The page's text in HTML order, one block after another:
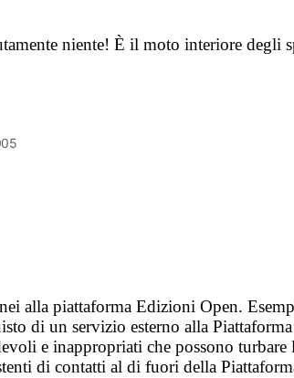
niente! È il moto interiore
alla piattaforma Edizioni Open.
di un servizio esterno alla
e inappropriati che possono
di contatti al di fuori della